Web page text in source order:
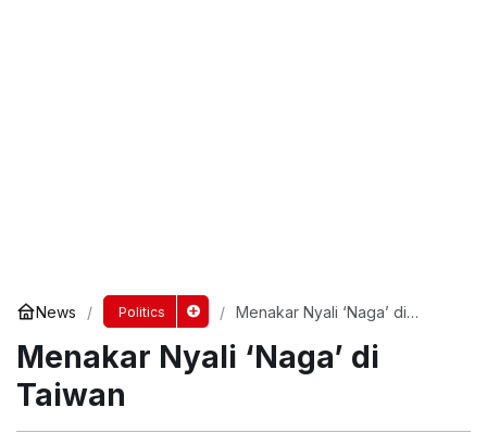
News Politics
Menakar Nyali ‘Naga’ di
Menakar Nyali ‘Naga’ di
Taiwan